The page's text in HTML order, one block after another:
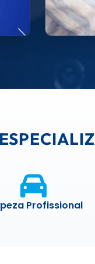
Profissional